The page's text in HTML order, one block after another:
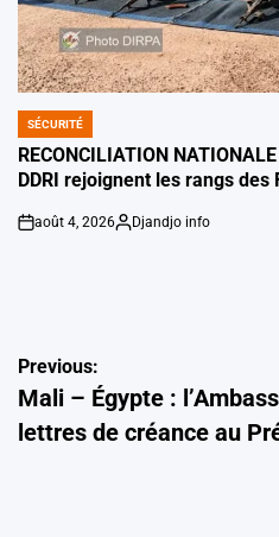
POSTED
IN
SÉCURITÉ
RECONCILIATION
DDRI rejoignent les rangs
on
août 4, 2026
Posted
Djandjo info
Navigation
de
l’article
Previous:
Mali – Égypte :
lettres de créance au